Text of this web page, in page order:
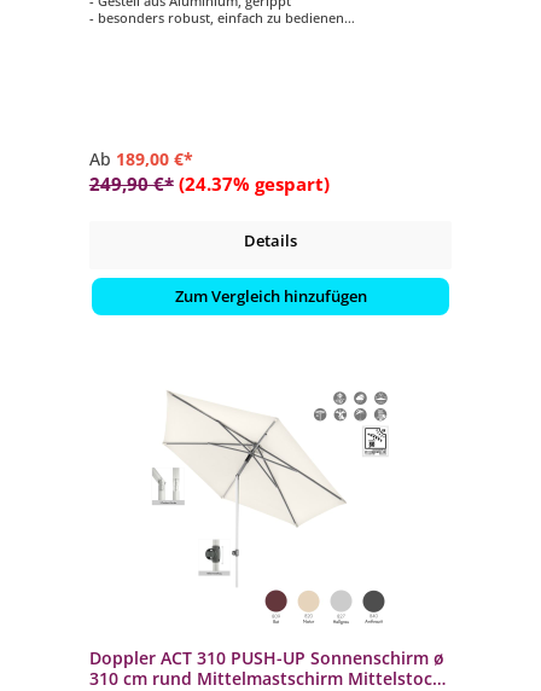
- besonders robust, einfach zu bedienen
Ab 189,00 €*
249,90 €* (24.37% gespart)
Details
Zum Vergleich hinzufügen
Doppler ACT 310 PUSH-UP Sonnenschirm ø
310 cm rund Mittelmastschirm Mittelstock